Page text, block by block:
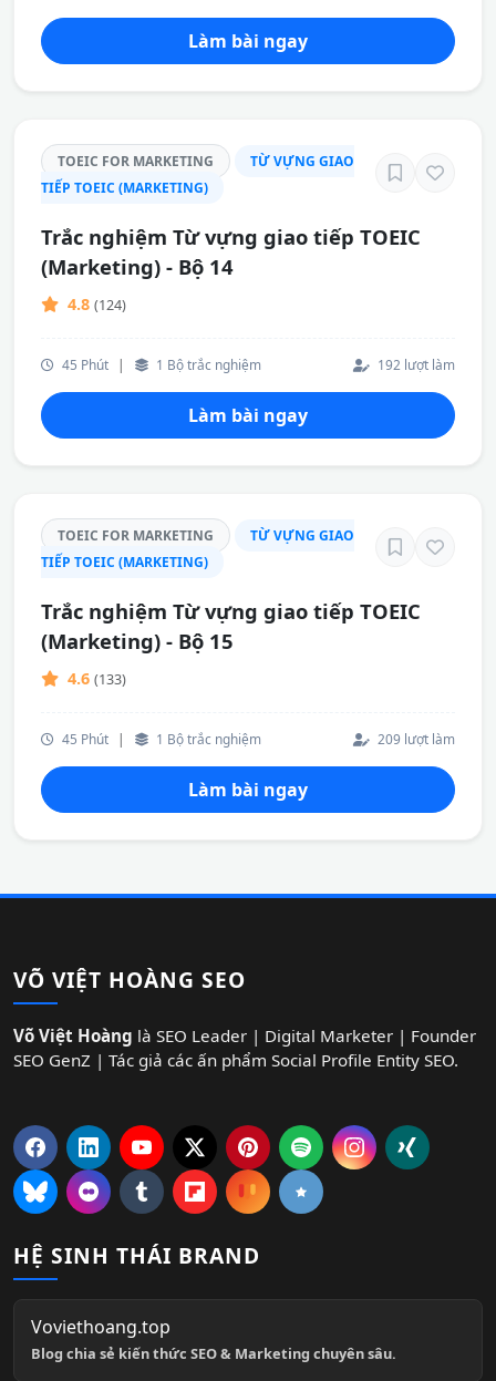
Làm bài ngay
TOEIC FOR MARKETING
TỪ VỰNG GIAO
TIẾP TOEIC (MARKETING)
Trắc nghiệm Từ vựng giao tiếp TOEIC
(Marketing) - Bộ 14
4.8 (124)
45 Phút | 1 Bộ trắc nghiệm 192 lượt làm
Làm bài ngay
TOEIC FOR MARKETING
TỪ VỰNG GIAO
TIẾP TOEIC (MARKETING)
Trắc nghiệm Từ vựng giao tiếp TOEIC
(Marketing) - Bộ 15
4.6 (133)
45 Phút | 1 Bộ trắc nghiệm 209 lượt làm
Làm bài ngay
VÕ VIỆT HOÀNG SEO
Võ Việt Hoàng là SEO Leader | Digital Marketer | Founder
SEO GenZ | Tác giả các ấn phẩm Social Profile Entity SEO.
HỆ SINH THÁI BRAND
Voviethoang.top
Blog chia sẻ kiến thức SEO & Marketing chuyên sâu.